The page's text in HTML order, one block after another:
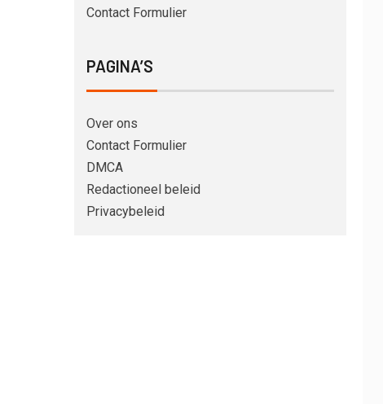
Contact Formulier
PAGINA’S
Over ons
Contact Formulier
DMCA
Redactioneel beleid
Privacybeleid